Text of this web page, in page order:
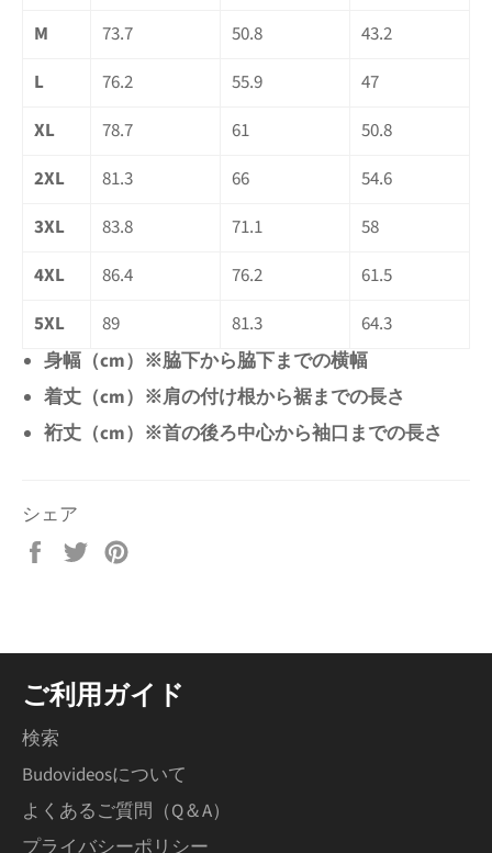
M
73.7 50.8
43.2
L
76.2 55.9
47
XL
78.7 61
50.8
2XL
81.3 66
54.6
3XL
83.8 71.1
58
4XL
86.4 76.2
61.5
5XL
89 81.3
64.3
身幅（cm）※脇下から脇下までの横幅
着丈（cm）※肩の付け根から裾までの長さ
裄丈（cm）※首の後ろ中心から袖口までの長さ
シェア
Facebook
ア
す
る
Twitter
ー
ト
す
す
ご利用ガイド
検索
Budovideosについて
よくあるご質問（Q＆A）
プライバシーポリシー